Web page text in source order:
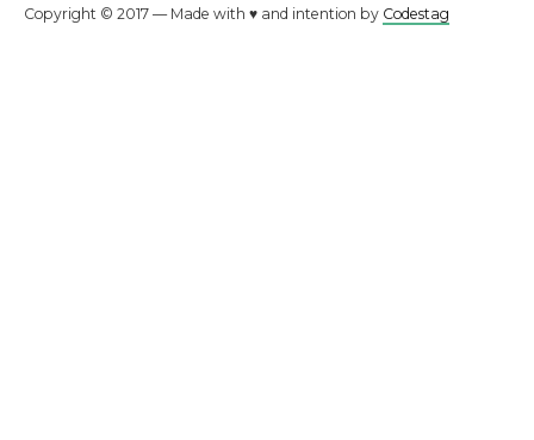
Copyright © 2017 — Made with ♥ and intention by Codestag